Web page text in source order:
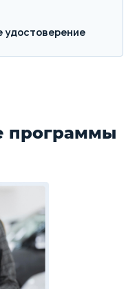
удостоверение
программы